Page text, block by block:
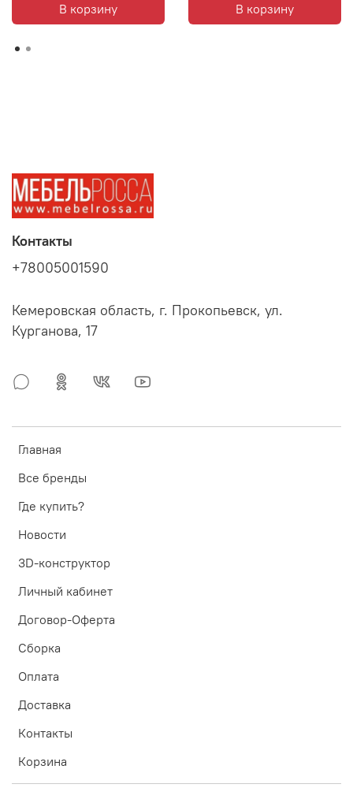
В корзину В корзину
Главная
Все бренды
Где купить?
Новости
3D-конструктор
Личный кабинет
Договор-Оферта
Сборка
Оплата
Доставка
Контакты
Корзина
Контакты
+78005001590
Кемеровская область, г. Прокопьевск, ул.
Курганова, 17